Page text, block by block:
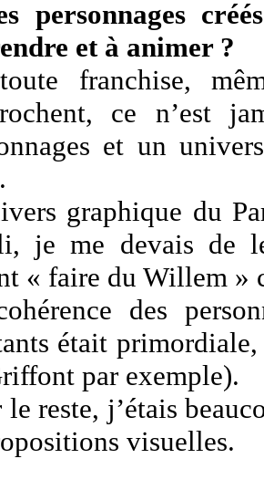
personnages
et à animer ?
franchise,
ce n’est
et un
graphique du
je me devais de
« faire du Willem »
des
était
par exemple).
le reste, j’étais
visuelles.